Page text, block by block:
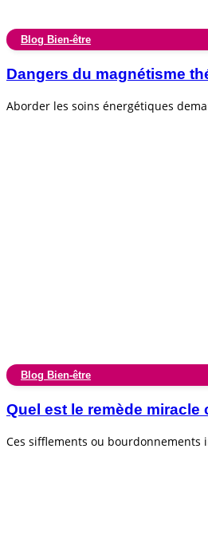
Blog Bien-être
Dangers du magnétisme
Aborder les soins énergétiques
Blog Bien-être
Quel est le remède miracle
Ces sifflements ou